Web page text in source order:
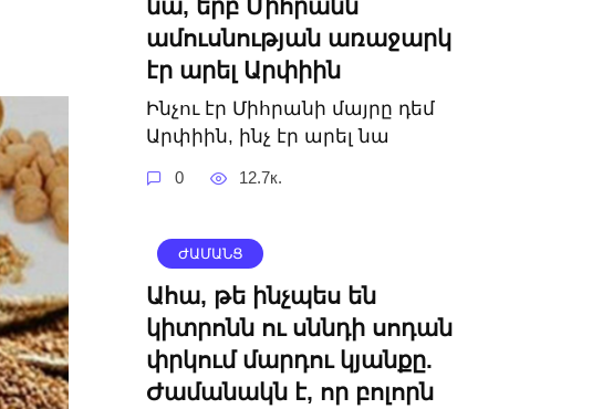
նա, երբ Միհրանն
ամուսնության առաջարկ
էր արել Արփիին
Ինչու էր Միհրանի մայրը դեմ
Արփիին, ինչ էր արել նա
0 12.7к.
ԺԱՄԱՆՑ
Ահա, թե ինչպես են
կիտրոնն ու սննդի սոդան
փրկում մարդու կյանքը.
Ժամանակն է, որ բոլորն